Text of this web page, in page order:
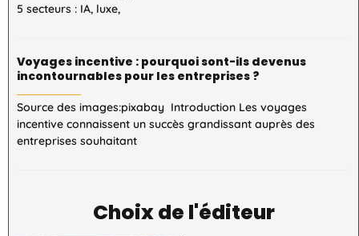
5 secteurs : IA, luxe,
Voyages incentive : pourquoi sont-ils devenus
incontournables pour les entreprises ?
Source des images:pixabay Introduction Les voyages
incentive connaissent un succès grandissant auprès des
entreprises souhaitant
Choix de l'éditeur